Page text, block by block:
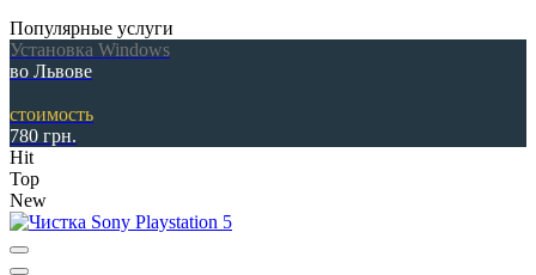
Популярные услуги
Установка Windows
во Львове
стоимость
780 грн.
Hit
Top
New